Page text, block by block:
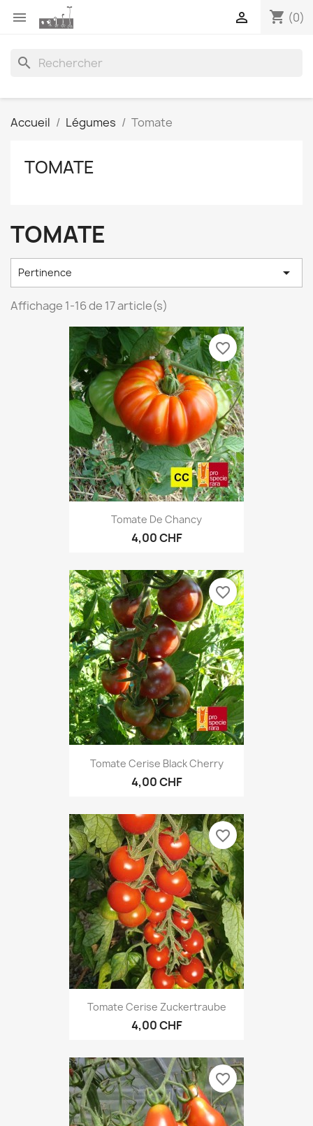
 shopping_cart (0)

search
Accueil Légumes Tomate
TOMATE
TOMATE
Pertinence 
Affichage 1-16 de 17 article(s)
Tomate De Chancy
4,00 CHF
favorite_border
Tomate Cerise Black Cherry
4,00 CHF
favorite_border
Tomate Cerise Zuckertraube
4,00 CHF
favorite_border
favorite_border